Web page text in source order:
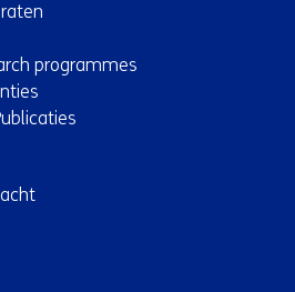
programmes